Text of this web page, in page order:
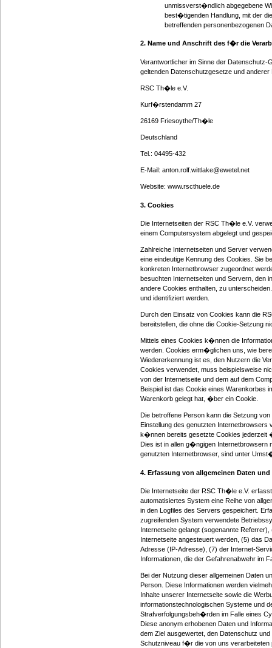
unmissverst�ndlich abgegebene
best�tigenden Handlung, mit der
betreffenden personenbezogenen
2. Name und Anschrift des f�r die
Verantwortlicher im Sinne der
geltenden Datenschutzgesetze und
RSC Th�le e.V.
Kurf�rstendamm 27
26169 Friesoythe/Th�le
Deutschland
Tel.: 04495-432
E-Mail: anton.rolf.wittlake@ewetel.net
Website: www.rscthuele.de
3. Cookies
Die Internetseiten der RSC Th�le e.V.
einem Computersystem abgelegt und
Zahlreiche Internetseiten und Server
eine eindeutige Kennung des Cookies. Sie
konkreten Internetbrowser zugeordnet
besuchten Internetseiten und Servern, den
andere Cookies enthalten, zu
und identifiziert werden.
Durch den Einsatz von Cookies kann die
bereitstellen, die ohne die Cookie-Setzung
Mittels eines Cookies k�nnen die
werden. Cookies erm�glichen uns, wie
Wiedererkennung ist es, den Nutzern die
Cookies verwendet, muss beispielsweise
von der Internetseite und dem auf dem
Beispiel ist das Cookie eines Warenkorbes
Warenkorb gelegt hat, �ber ein Cookie.
Die betroffene Person kann die Setzung
Einstellung des genutzten Internetbrowsers
k�nnen bereits gesetzte Cookies jederzeit
Dies ist in allen g�ngigen Internetbrowsern
genutzten Internetbrowser, sind unter
4. Erfassung von allgemeinen Daten
Die Internetseite der RSC Th�le e.V.
automatisiertes System eine Reihe von
in den Logfiles des Servers gespeichert.
zugreifenden System verwendete
Internetseite gelangt (sogenannte
Internetseite angesteuert werden, (5) das
Adresse (IP-Adresse), (7) der Internet-
Informationen, die der Gefahrenabwehr im
Bei der Nutzung dieser allgemeinen Daten
Person. Diese Informationen werden
Inhalte unserer Internetseite sowie die
informationstechnologischen Systeme und
Strafverfolgungsbeh�rden im Falle eines
Diese anonym erhobenen Daten und
dem Ziel ausgewertet, den Datenschutz
Schutzniveau f�r die von uns verarbeiteten